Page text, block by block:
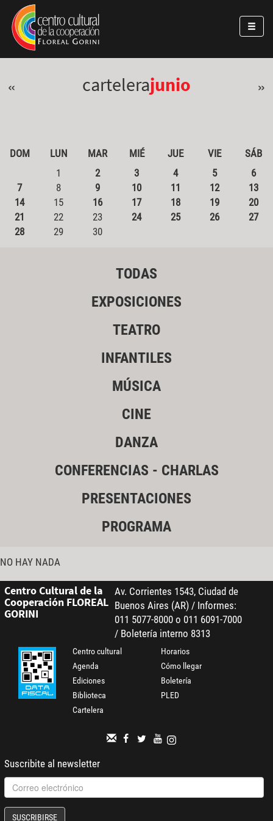
Pasar al contenido principal
Jump to main content
« cartelerajunio »
DOM LUN MAR MIÉ JUE VIE
SÁB
1
2 3 4 5
6
7
8 9 10 11 12
13
14
15 16 17 18 19
20
21
22 23 24 25 26
27
28
29 30
TODAS
EXPOSICIONES
TEATRO
INFANTILES
MÚSICA
CINE
DANZA
CONFERENCIAS - CHARLAS
PRESENTACIONES
PROGRAMA
NO HAY NADA
Centro Cultural de la
Cooperación FLOREAL
GORINI
Av. Corrientes 1543, Ciudad de
Buenos Aires (AR) / Informes:
011 5077-8000 o 011 6091-7000
/ Boletería interno 8313
Centro cultural
Agenda
Ediciones
Biblioteca
Cartelera
Horarios
Cómo llegar
Boletería
PLED
Suscribite al newsletter
SUSCRIBIRSE